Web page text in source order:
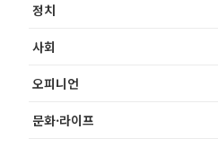
정치
사회
오피니언
문화·라이프